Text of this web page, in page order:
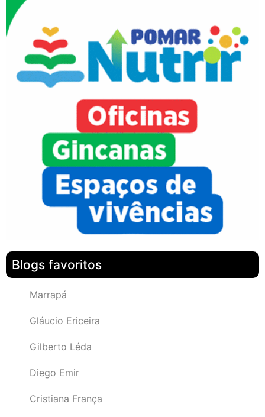
Blogs favoritos
Marrapá
Gláucio Ericeira
Gilberto Léda
Diego Emir
Cristiana França